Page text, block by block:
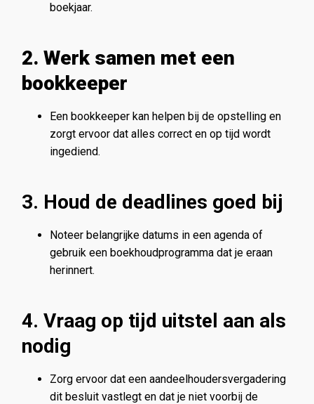
boekjaar.
2. Werk samen met een
bookkeeper
Een bookkeeper kan helpen bij de opstelling en
zorgt ervoor dat alles correct en op tijd wordt
ingediend.
3. Houd de deadlines goed bij
Noteer belangrijke datums in een agenda of
gebruik een boekhoudprogramma dat je eraan
herinnert.
4. Vraag op tijd uitstel aan als
nodig
Zorg ervoor dat een aandeelhoudersvergadering
dit besluit vastlegt en dat je niet voorbij de